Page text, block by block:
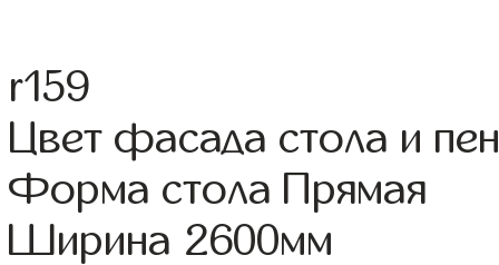
r159
Цвет фасада стола и
Форма стола Прямая
Ширина 2600мм